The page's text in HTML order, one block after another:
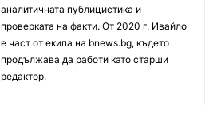
аналитичната публицистика и
проверката на факти. От 2020 г. Ивайло
е част от екипа на bnews.bg, където
продължава да работи като старши
редактор.